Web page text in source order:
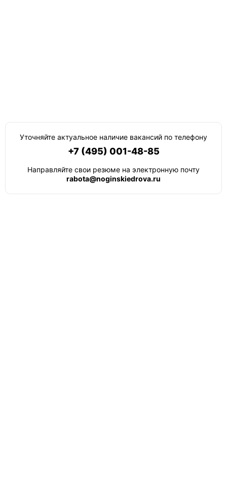
Уточняйте актуальное наличие вакансий по телефону
+7 (495) 001-48-85
Направляйте свои резюме на электронную почту
rabota@noginskiedrova.ru